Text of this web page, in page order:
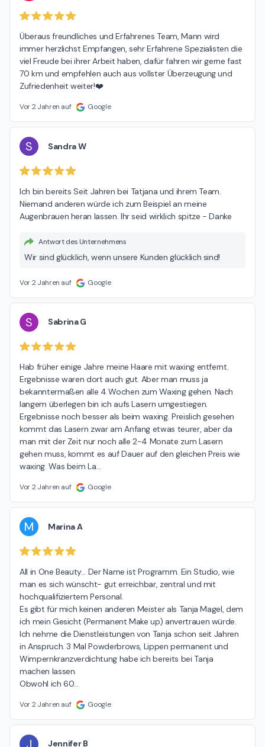
Überaus freundliches und Erfahrenes Team, Mann wird
immer herzlichst Empfangen, sehr Erfahrene Spezialisten die
viel Freude bei ihrer Arbeit haben, dafür fahren wir gerne fast
70 km und empfehlen auch aus vollster Überzeugung und
Zufriedenheit weiter!❤️
Vor 2 Jahren auf Google
S Sandra W
Ich bin bereits Seit Jahren bei Tatjana und ihrem Team.
Niemand anderen würde ich zum Beispiel an meine
Augenbrauen heran lassen. Ihr seid wirklich spitze - Danke
Antwort des Unternehmens
Wir sind glücklich, wenn unsere Kunden glücklich sind!
Vor 2 Jahren auf Google
S Sabrina G
Hab früher einige Jahre meine Haare mit waxing entfernt.
Ergebnisse waren dort auch gut. Aber man muss ja
bekanntermaßen alle 4 Wochen zum Waxing gehen. Nach
langem überlegen bin ich aufs Lasern umgestiegen.
Ergebnisse noch besser als beim waxing. Preislich gesehen
kommt das Lasern zwar am Anfang etwas teurer, aber da
man mit der Zeit nur noch alle 2-4 Monate zum Lasern
gehen muss, kommt es auf Dauer auf den gleichen Preis wie
waxing. Was beim La…
Vor 2 Jahren auf Google
M Marina A
All in One Beauty... Der Name ist Programm. Ein Studio, wie
man es sich wünscht- gut erreichbar, zentral und mit
hochqualifiziertem Personal.
Es gibt für mich keinen anderen Meister als Tanja Magel, dem
ich mein Gesicht (Permanent Make up) anvertrauen würde.
Ich nehme die Dienstleistungen von Tanja schon seit Jahren
in Anspruch. 3 Mal Powderbrows, Lippen permanent und
Wimpernkranzverdichtung habe ich bereits bei Tanja
machen lassen.
Obwohl ich 60…
Vor 2 Jahren auf Google
Jennifer B